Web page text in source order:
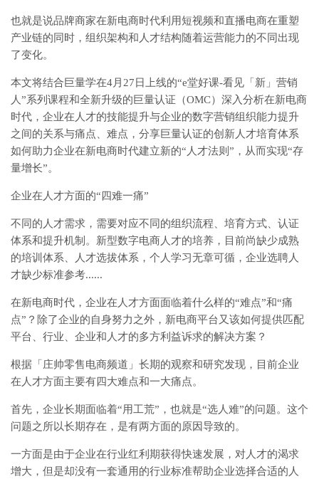
也就是说品牌商家在新电商时代利用短视频和直播电商在重塑
产业链的同时，组织架构和人才结构随着运营能力的不同出现
了变化。
本文将结合巨量学在4月27日上线的“e堂好课-看见「新」营销
人”系列课程和全新升级的巨量认证（OMC）深入分析在新电商
时代，企业在人才的技能提升与企业的数字营销组织能力提升
之间的关系与痛点、难点，分享巨量认证的创新人才培育体系
如何助力企业在新电商时代建立新的“人才法则”，从而实现“存
量增长”。
企业在人才方面的“四难一痛”
不同的人才需求，需要对应不同的组织流程、培育方式、认证
体系和提升机制。新型数字电商人才的培养，目前尚缺少成熟
的培训体系、人才选拔体系，个人学习无章可循，企业选聘人
才缺少标准参考......
在新电商时代，企业在人才方面面临着什么样的“难点”和“痛
点”？除了企业的自身努力之外，新电商平台又该如何提供匹配
平台、行业、企业和人才的多方利益诉求的解决方案？
根据「庄帅零售电商频道」长期的观察和研究发现，目前企业
在人才方面主要有四大难点和一大痛点。
首先，企业长期面临着“用工荒”，也就是“选人难”的问题。这个
问题之所以长期存在，是有两方面的原因导致的。
一方面是由于企业在行业红利期获得快速发展，对人才的渴求
增大，但是却没有一套通用的行业标准帮助企业选择合适的人